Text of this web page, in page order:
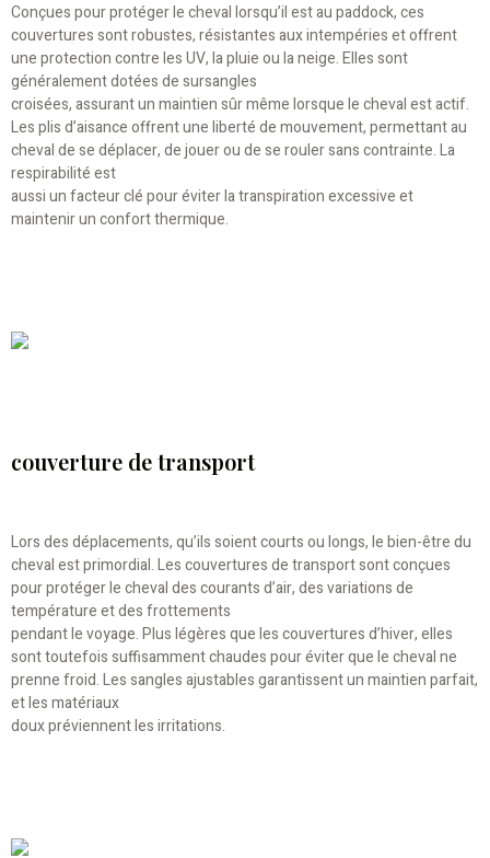
Conçues pour protéger le cheval lorsqu’il est au paddock, ces
couvertures sont robustes, résistantes aux intempéries et offrent
une protection contre les UV, la pluie ou la neige. Elles sont
généralement dotées de sursangles
croisées, assurant un maintien sûr même lorsque le cheval est actif.
Les plis d’aisance offrent une liberté de mouvement, permettant au
cheval de se déplacer, de jouer ou de se rouler sans contrainte. La
respirabilité est
aussi un facteur clé pour éviter la transpiration excessive et
maintenir un confort thermique.
couverture de transport
Lors des déplacements, qu’ils soient courts ou longs, le bien-être du
cheval est primordial. Les couvertures de transport sont conçues
pour protéger le cheval des courants d’air, des variations de
température et des frottements
pendant le voyage. Plus légères que les couvertures d’hiver, elles
sont toutefois suffisamment chaudes pour éviter que le cheval ne
prenne froid. Les sangles ajustables garantissent un maintien parfait,
et les matériaux
doux préviennent les irritations.